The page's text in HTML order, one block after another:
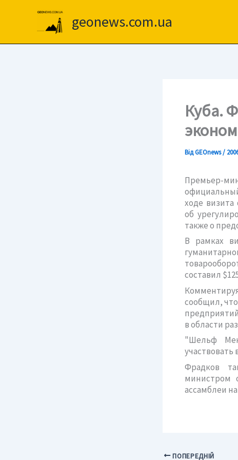
geonews.com.ua
Куба.
ВідGEOnews/
Премьер-
ходе
об
также о
В рамках
составил
сообщил,
в области
"Шельф
участвовать
Фрадков
министром
ассамблеи
ПОПЕРЕДНІЙ